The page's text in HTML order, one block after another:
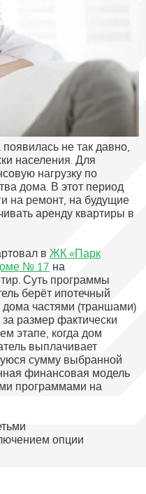
не так давно,
населения. Для
нагрузку по
дома. В этот период
на ремонт, на будущие
аренду квартиры в
в ЖК «Парк
№ 17 на
Суть программы
берёт ипотечный
дома частями (траншами)
размер фактически
этапе, когда дом
выплачивает
сумму выбранной
финансовая модель
программами на
опции